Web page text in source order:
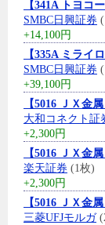
【341A トヨコー
SMBC日興証券
+14,100円
【335A ミライロ
SMBC日興証券
+39,100円
【5016 ＪＸ金属
大和コネクト証
+2,300円
【5016 ＪＸ金属
楽天証券 (1枚)
+2,300円
【5016 ＪＸ金属
三菱UFJモルガ